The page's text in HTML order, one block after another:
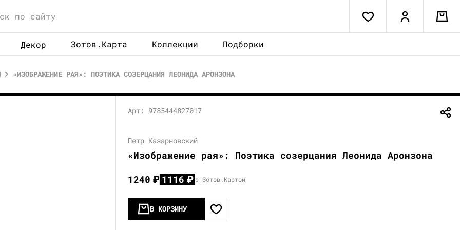
Декор Зотов.Карта Коллекции Подборки
«ИЗОБРАЖЕНИЕ РАЯ»: ПОЭТИКА СОЗЕРЦАНИЯ ЛЕОНИДА АРОНЗОНА
Арт: 9785444827017
Петр Казарновский
«Изображение рая»: Поэтика созерцания Леонида Аронзона
1240₽ 1116₽ с Зотов.Картой
В КОРЗИНУ